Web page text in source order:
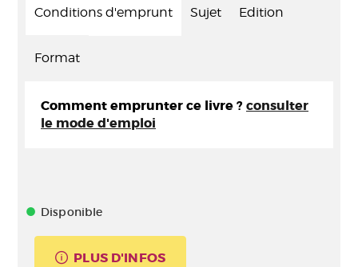
Conditions d'emprunt Sujet Edition
Format
Comment emprunter ce livre ? consulter
le mode d'emploi
Disponible
PLUS D'INFOS